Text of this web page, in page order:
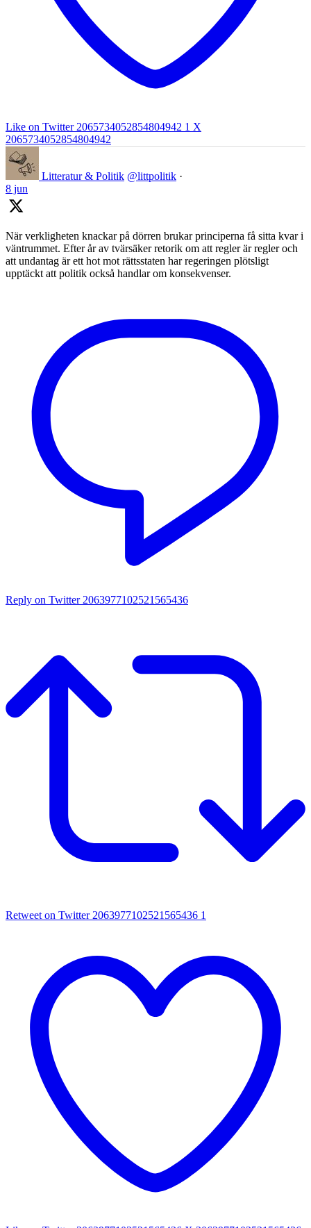
Like on Twitter 2065734052854804942 1 X
2065734052854804942
Litteratur & Politik @littpolitik ·
8 jun
När verkligheten knackar på dörren brukar principerna få sitta kvar i
väntrummet. Efter år av tvärsäker retorik om att regler är regler och
att undantag är ett hot mot rättsstaten har regeringen plötsligt
upptäckt att politik också handlar om konsekvenser.
Reply on Twitter 2063977102521565436
Retweet on Twitter 2063977102521565436 1